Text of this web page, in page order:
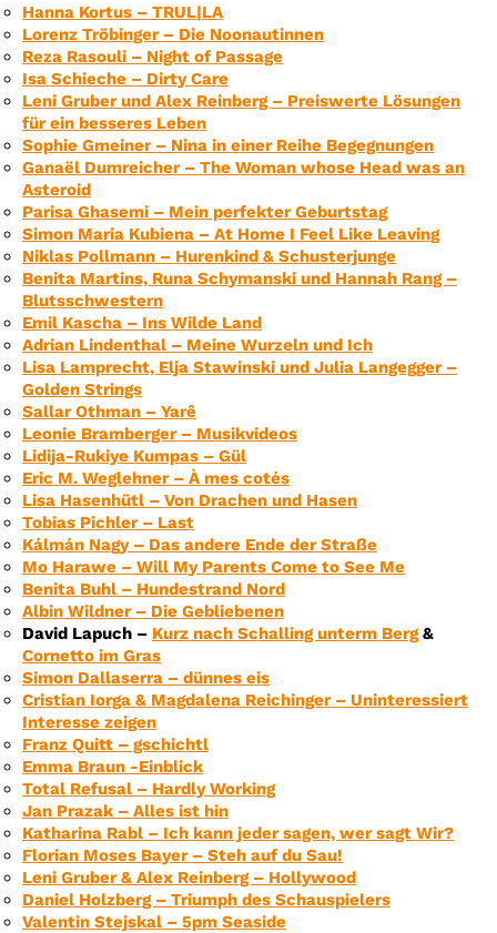
Hanna Kortus – TRUL|LA
Lorenz Tröbinger – Die Noonautinnen
Reza Rasouli – Night of Passage
Isa Schieche – Dirty Care
Leni Gruber und Alex Reinberg – Preiswerte Lösungen
für ein besseres Leben
Sophie Gmeiner – Nina in einer Reihe Begegnungen
Ganaël Dumreicher – The Woman whose Head was an
Asteroid
Parisa Ghasemi – Mein perfekter Geburtstag
Simon Maria Kubiena – At Home I Feel Like Leaving
Niklas Pollmann – Hurenkind & Schusterjunge
Benita Martins, Runa Schymanski und Hannah Rang –
Blutsschwestern
Emil Kascha – Ins Wilde Land
Adrian Lindenthal – Meine Wurzeln und Ich
Lisa Lamprecht, Elja Stawinski und Julia Langegger –
Golden Strings
Sallar Othman – Yarê
Leonie Bramberger – Musikvideos
Lidija-Rukiye Kumpas – Gül
Eric M. Weglehner – À mes cotés
Lisa Hasenhütl – Von Drachen und Hasen
Tobias Pichler – Last
Kálmán Nagy – Das andere Ende der Straße
Mo Harawe – Will My Parents Come to See Me
Benita Buhl – Hundestrand Nord
Albin Wildner – Die Gebliebenen
David Lapuch – Kurz nach Schalling unterm Berg&
Cornetto im Gras
Simon Dallaserra – dünnes eis
Cristian Iorga & Magdalena Reichinger – Uninteressiert
Interesse zeigen
Franz Quitt – gschichtl
Emma Braun -Einblick
Total Refusal – Hardly Working
Jan Prazak – Alles ist hin
Katharina Rabl – Ich kann jeder sagen, wer sagt Wir?
Florian Moses Bayer – Steh auf du Sau!
Leni Gruber & Alex Reinberg – Hollywood
Daniel Holzberg – Triumph des Schauspielers
Valentin Stejskal – 5pm Seaside